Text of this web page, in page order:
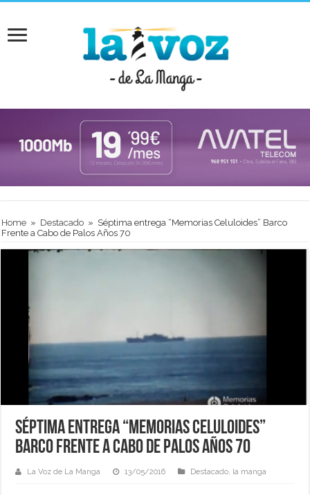
Home » Destacado » Séptima entrega “Memorias Celuloides” Barco
Frente a Cabo de Palos Años 70
Séptima entrega “Memorias Celuloides”
Barco Frente a Cabo de Palos Años 70
La Voz de La Manga 13/05/2016 Destacado la manga